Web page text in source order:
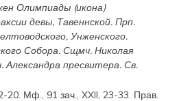
Олимпиады(икона)
девы, Тавеннской. Прп.
Унженского.
Собора. Сщмч. Николая
Александрапресвитера. Св.
20. Мф., 91 зач., XXII, 23-33. Прав.